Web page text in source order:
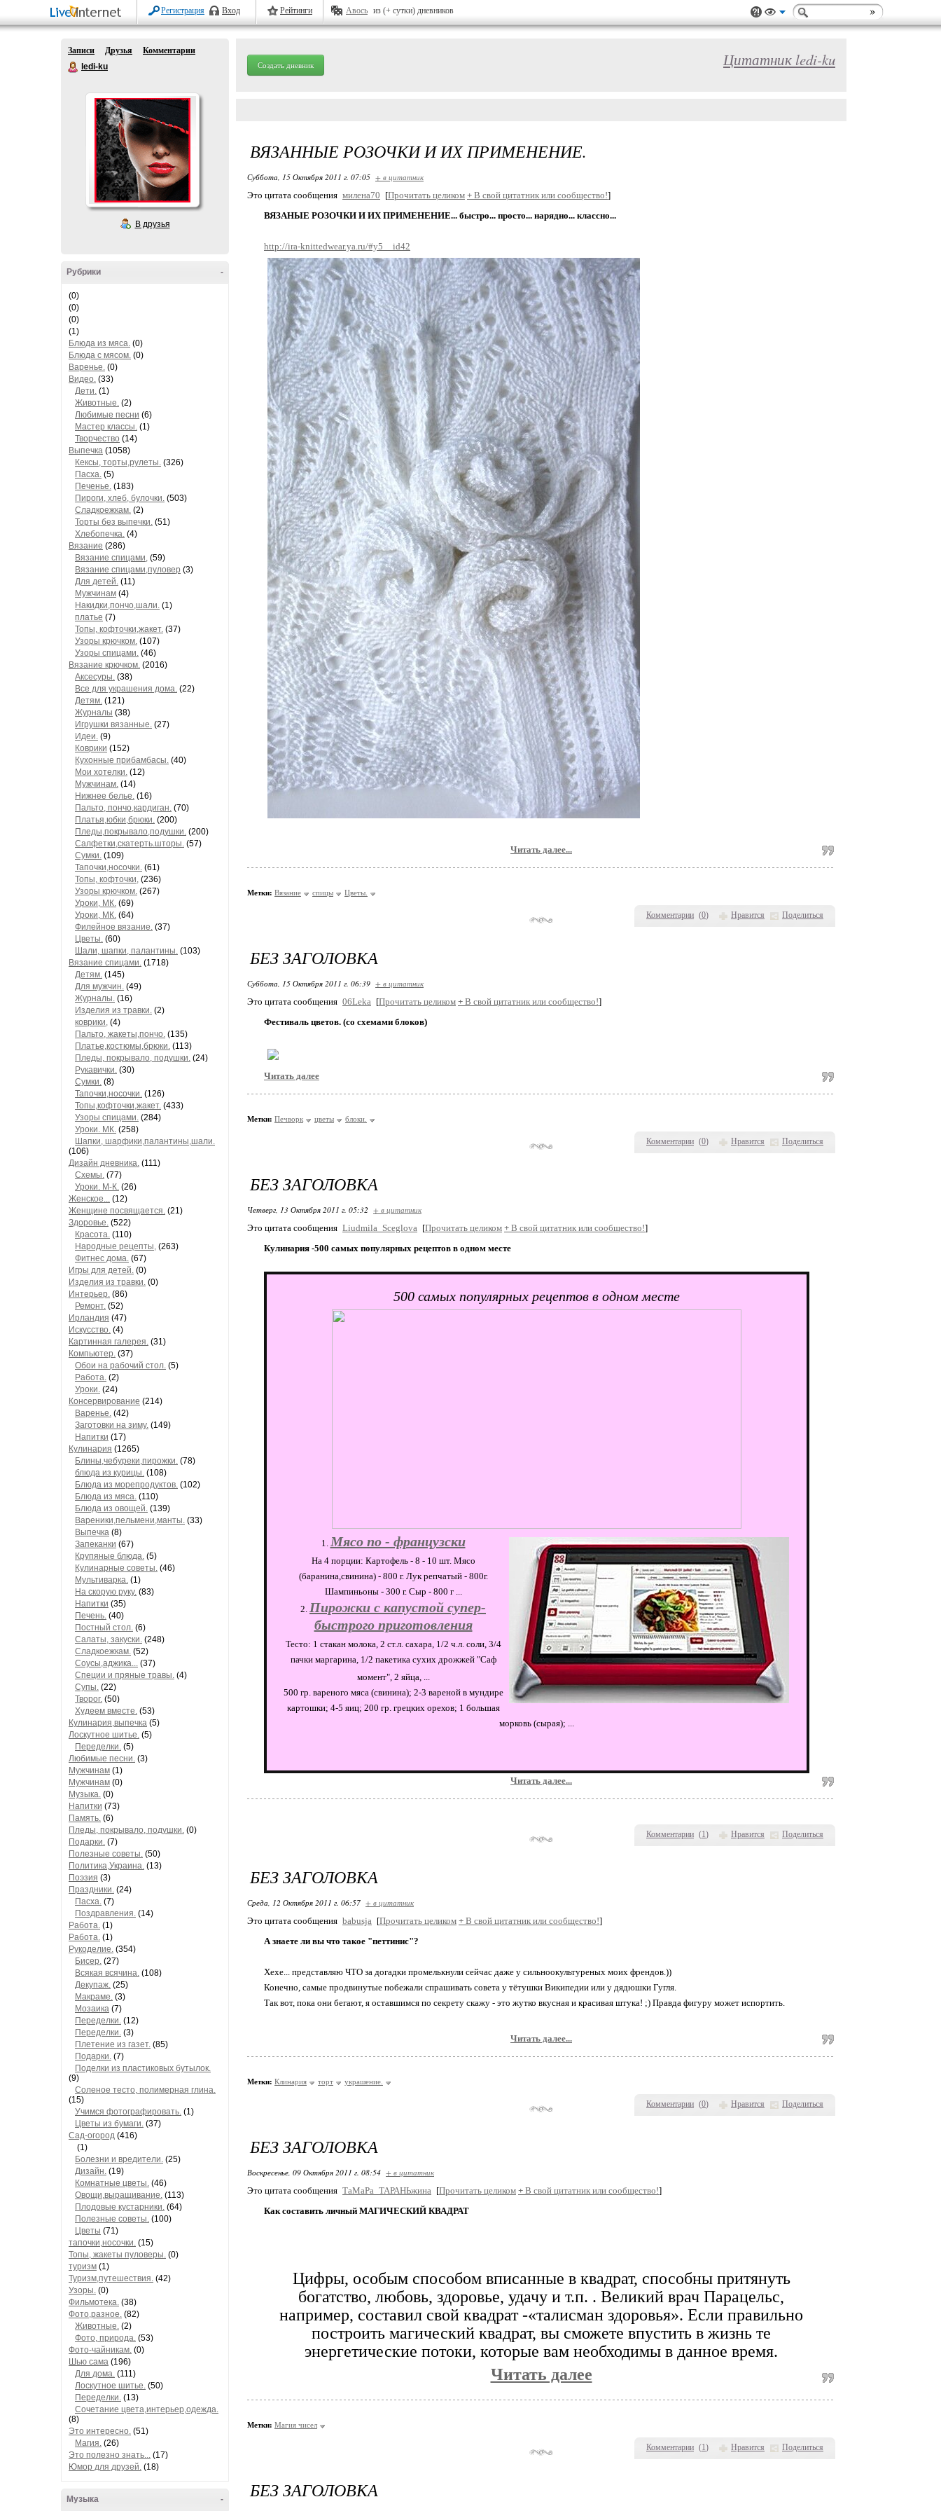
Регистрация Вход Рейтинги Авось из (+ сутки) дневников
Записи Друзья
Комментарии
ledi-ku
В друзья
-
Рубрики
(0)
(0)
(0)
(1)
Блюда из мяса. (0)
Блюда с мясом. (0)
Варенье. (0)
Видео. (33)
Дети. (1)
Животные. (2)
Любимые песни (6)
Мастер классы. (1)
Творчество (14)
Выпечка (1058)
Кексы, торты,рулеты. (326)
Пасха. (5)
Печенье. (183)
Пироги, хлеб, булочки. (503)
Сладкоежкам. (2)
Торты без выпечки. (51)
Хлебопечка. (4)
Вязание (286)
Вязание спицами, (59)
Вязание спицами,пуловер (3)
Для детей. (11)
Мужчинам (4)
Накидки,пончо,шали. (1)
платье (7)
Топы, кофточки,жакет. (37)
Узоры крючком. (107)
Узоры спицами. (46)
Вязание крючком. (2016)
Аксесуры. (38)
Все для украшения дома. (22)
Детям. (121)
Журналы (38)
Игрушки вязанные. (27)
Идеи. (9)
Коврики (152)
Кухонные прибамбасы. (40)
Мои хотелки. (12)
Мужчинам. (14)
Нижнее белье. (16)
Пальто, пончо,кардиган. (70)
Платья,юбки,брюки. (200)
Пледы,покрывало,подушки. (200)
Салфетки,скатерть.шторы. (57)
Сумки. (109)
Тапочки,носочки. (61)
Топы, кофточки, (236)
Узоры крючком. (267)
Уроки, МК. (69)
Уроки, МК. (64)
Филейное вязание. (37)
Цветы. (60)
Шали, шапки, палантины. (103)
Вязание спицами. (1718)
Детям. (145)
Для мужчин. (49)
Журналы. (16)
Изделия из травки. (2)
коврики, (4)
Пальто, жакеты,пончо. (135)
Платье,костюмы,брюки. (113)
Пледы, покрывало, подушки. (24)
Рукавички. (30)
Сумки. (8)
Тапочки,носочки. (126)
Топы,кофточки,жакет. (433)
Узоры спицами. (284)
Уроки. МК. (258)
Шапки, шарфики,палантины,шали.
(106)
Дизайн дневника. (111)
Схемы. (77)
Уроки. М-К. (26)
Женское... (12)
Женщине посвящается. (21)
Здоровье. (522)
Красота. (110)
Народные рецепты, (263)
Фитнес дома. (67)
Игры для детей. (0)
Изделия из травки. (0)
Интерьер. (86)
Ремонт. (52)
Ирландия (47)
Искусство. (4)
Картинная галерея. (31)
Компьютер. (37)
Обои на рабочий стол. (5)
Работа. (2)
Уроки. (24)
Консервирование (214)
Варенье. (42)
Заготовки на зиму. (149)
Напитки (17)
Кулинария (1265)
Блины,чебуреки,пирожки. (78)
блюда из курицы. (108)
Блюда из морепродуктов. (102)
Блюда из мяса. (110)
Блюда из овощей. (139)
Вареники,пельмени,манты. (33)
Выпечка (8)
Запеканки (67)
Крупяные блюда. (5)
Кулинарные советы. (46)
Мультиварка. (1)
На скорую руку. (83)
Напитки (35)
Печень. (40)
Постный стол. (6)
Салаты, закуски. (248)
Сладкоежкам. (52)
Соусы,аджика... (37)
Специи и пряные травы. (4)
Супы. (22)
Творог. (50)
Худеем вместе. (53)
Кулинария,выпечка (5)
Лоскутное шитье. (5)
Переделки. (5)
Любимые песни. (3)
Мужчинам (1)
Мужчинам (0)
Музыка. (0)
Напитки (73)
Память. (6)
Пледы, покрывало, подушки. (0)
Подарки. (7)
Полезные советы. (50)
Политика,Украина. (13)
Поэзия (3)
Праздники. (24)
Пасха. (7)
Поздравления. (14)
Работа. (1)
Работа. (1)
Рукоделие. (354)
Бисер. (27)
Всякая всячина. (108)
Декупаж. (25)
Макраме. (3)
Мозаика (7)
Переделки. (12)
Переделки. (3)
Плетение из газет. (85)
Подарки. (7)
Поделки из пластиковых бутылок.
(9)
Соленое тесто, полимерная глина.
(15)
Учимся фотографировать. (1)
Цветы из бумаги. (37)
Сад-огород (416)
(1)
Болезни и вредители. (25)
Дизайн. (19)
Комнатные цветы. (46)
Овощи,выращивание. (113)
Плодовые кустарники. (64)
Полезные советы. (100)
Цветы (71)
тапочки,носочки. (15)
Топы, жакеты пуловеры. (0)
туризм (1)
Туризм,путешествия. (42)
Узоры. (0)
Фильмотека. (38)
Фото,разное. (82)
Животные. (2)
Фото, природа. (53)
Фото-чайникам. (0)
Шью сама (196)
Для дома. (111)
Лоскутное шитье. (50)
Переделки. (13)
Сочетание цвета,интерьер,одежда.
(8)
Это интересно. (51)
Магия. (26)
Это полезно знать... (17)
Юмор для друзей. (18)
-
Музыка
Создать дневник Цитатник ledi-ku
Комментарии (0) Нравится Поделиться
ВЯЗАННЫЕ РОЗОЧКИ И ИХ ПРИМЕНЕНИЕ.
Суббота, 15 Октября 2011 г. 07:05 + в цитатник
Это цитата сообщения милена70 [Прочитать целиком + В свой цитатник или сообщество!]
ВЯЗАНЫЕ РОЗОЧКИ И ИХ ПРИМЕНЕНИЕ... быстро... просто... нарядно... классно...
http://ira-knittedwear.ya.ru/#y5__id42
Читать далее...
Метки: Вязание спицы Цветы.
Комментарии (0) Нравится Поделиться
БЕЗ ЗАГОЛОВКА
Суббота, 15 Октября 2011 г. 06:39 + в цитатник
Это цитата сообщения 06Leka [Прочитать целиком + В свой цитатник или сообщество!]
Фестиваль цветов. (со схемами блоков)
Читать далее
Метки: Печворк цветы блоки.
Комментарии (1) Нравится Поделиться
БЕЗ ЗАГОЛОВКА
Четверг, 13 Октября 2011 г. 05:32 + в цитатник
Это цитата сообщения Liudmila_Sceglova [Прочитать целиком + В свой цитатник или сообщество!]
Кулинария -500 самых популярных рецептов в одном месте
500 самых популярных рецептов в одном месте
Мясо по - французски
На 4 порции: Картофель - 8 - 10 шт. Мясо
(баранина,свинина) - 800 г. Лук репчатый - 800г.
Шампиньоны - 300 г. Сыр - 800 г ...
Пирожки с капустой супер-
быстрого приготовления
Тесто: 1 стакан молока, 2 ст.л. сахара, 1/2 ч.л. соли, 3/4
пачки маргарина, 1/2 пакетика сухих дрожжей "Саф
момент", 2 яйца, ...
500 гр. вареного мяса (свинина); 2-3 вареной в мундире
картошки; 4-5 яиц; 200 гр. грецких орехов; 1 большая
морковь (сырая); ...
Читать далее...
Комментарии (0) Нравится Поделиться
БЕЗ ЗАГОЛОВКА
Среда, 12 Октября 2011 г. 06:57 + в цитатник
Это цитата сообщения babusja [Прочитать целиком + В свой цитатник или сообщество!]
А знаете ли вы что такое "петтинис"?
Хехе... представляю ЧТО за догадки промелькнули сейчас даже у сильноокультуреных моих френдов.))
Конечно, самые продвинутые побежали спрашивать совета у тётушки Википедии или у дядюшки Гугля.
Так вот, пока они бегают, я оставшимся по секрету скажу - это жутко вкусная и красивая штука! ;) Правда фигуру может испортить.
Читать далее...
Метки: Клинария торт украшение.
Комментарии (1) Нравится Поделиться
БЕЗ ЗАГОЛОВКА
Воскресенье, 09 Октября 2011 г. 08:54 + в цитатник
Это цитата сообщения ТаМаРа_ТАРАНЬжина [Прочитать целиком + В свой цитатник или сообщество!]
Как составить личный МАГИЧЕСКИЙ КВАДРАТ
Цифры, особым способом вписанные в квадрат, способны притянуть
богатство, любовь, здоровье, удачу и т.п. . Великий врач Парацельс,
например, составил свой квадрат -«талисман здоровья». Если правильно
построить магический квадрат, вы сможете впустить в жизнь те
энергетические потоки, которые вам необходимы в данное время.
Читать далее
Метки: Магия чисел
БЕЗ ЗАГОЛОВКА